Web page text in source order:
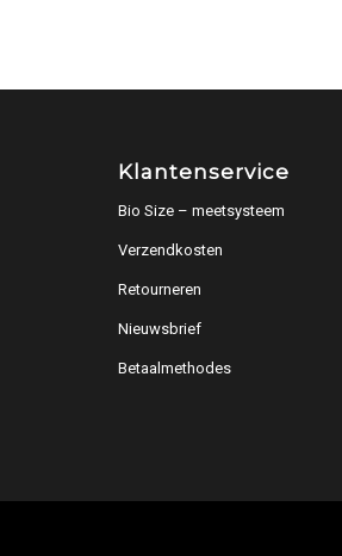
Klantenservice
Bio Size – meetsysteem
Verzendkosten
Retourneren
Nieuwsbrief
Betaalmethodes